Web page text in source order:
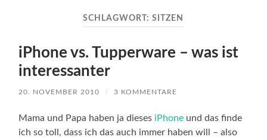
SCHLAGWORT:SITZEN
iPhone vs. Tupperware – was ist
interessanter
20. NOVEMBER 2010 / 3 KOMMENTARE
Mama und Papa haben ja dieses iPhone und das finde
ich so toll, dass ich das auch immer haben will – also